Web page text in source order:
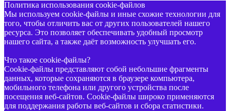
Политика использования cookie-файлов
Мы используем cookie-файлы и иные схожие технологии для
того, чтобы отличить вас от других пользователей нашего
ресурса. Это позволяет обеспечивать удобный просмотр
нашего сайта, а также даёт возможность улучшать его.
Что такое cookie-файлы?
Cookie-файлы представляют собой небольшие фрагменты
данных, которые сохраняются в браузере компьютера,
мобильного телефона или другого устройства после
посещения веб-сайтов. Cookie-файлы широко применяются
для поддержания работы веб-сайтов и сбора статистики.